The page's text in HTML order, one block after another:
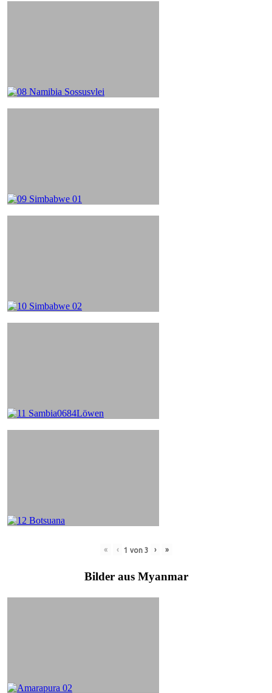
« ‹ 1 von 3 › »
Bilder aus Myanmar